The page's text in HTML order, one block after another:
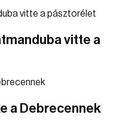
vitte a
a Debrecennek